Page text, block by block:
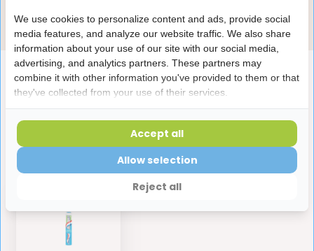
Productomschrijving
Stuur e-mail
Laatst bekeken producten
We use cookies to personalize content and ads, provide social
media features, and analyze our website traffic. We also share
information about your use of our site with our social media,
advertising, and analytics partners. These partners may
combine it with other information you've provided to them or that
they've collected from your use of their services.
Reject all
Allow selection
Accept all